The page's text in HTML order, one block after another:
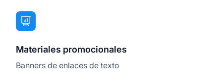
Materiales promocionales
Banners de enlaces de texto